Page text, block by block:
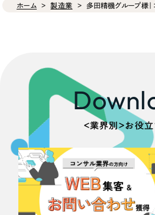
ホーム 製造業 多田精機グループ様｜
＜業界別＞お役